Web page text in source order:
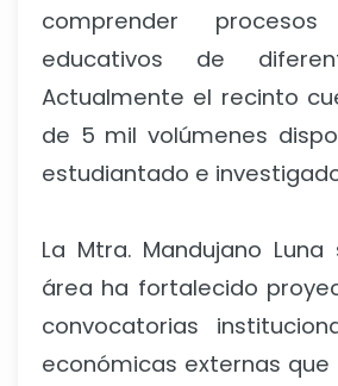
comprender
educativos de
Actualmente el recinto
de 5 mil volúmenes
estudiantado e
La Mtra. Mandujano
área ha fortalecido
convocatorias
económicas externas